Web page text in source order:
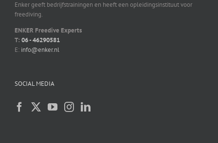
Enker geeft bedrijfstrainingen en heeft een opleidingsinstituut voor
freediving.
ENKER Freedive Experts
T: 06 - 46290581
E: info@enker.nl
SOCIAL MEDIA